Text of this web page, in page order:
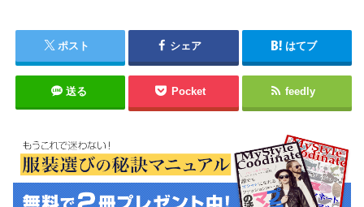
ポスト シェア はてブ
送る Pocket feedly